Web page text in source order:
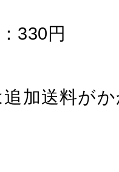
330円 卸
加送料が